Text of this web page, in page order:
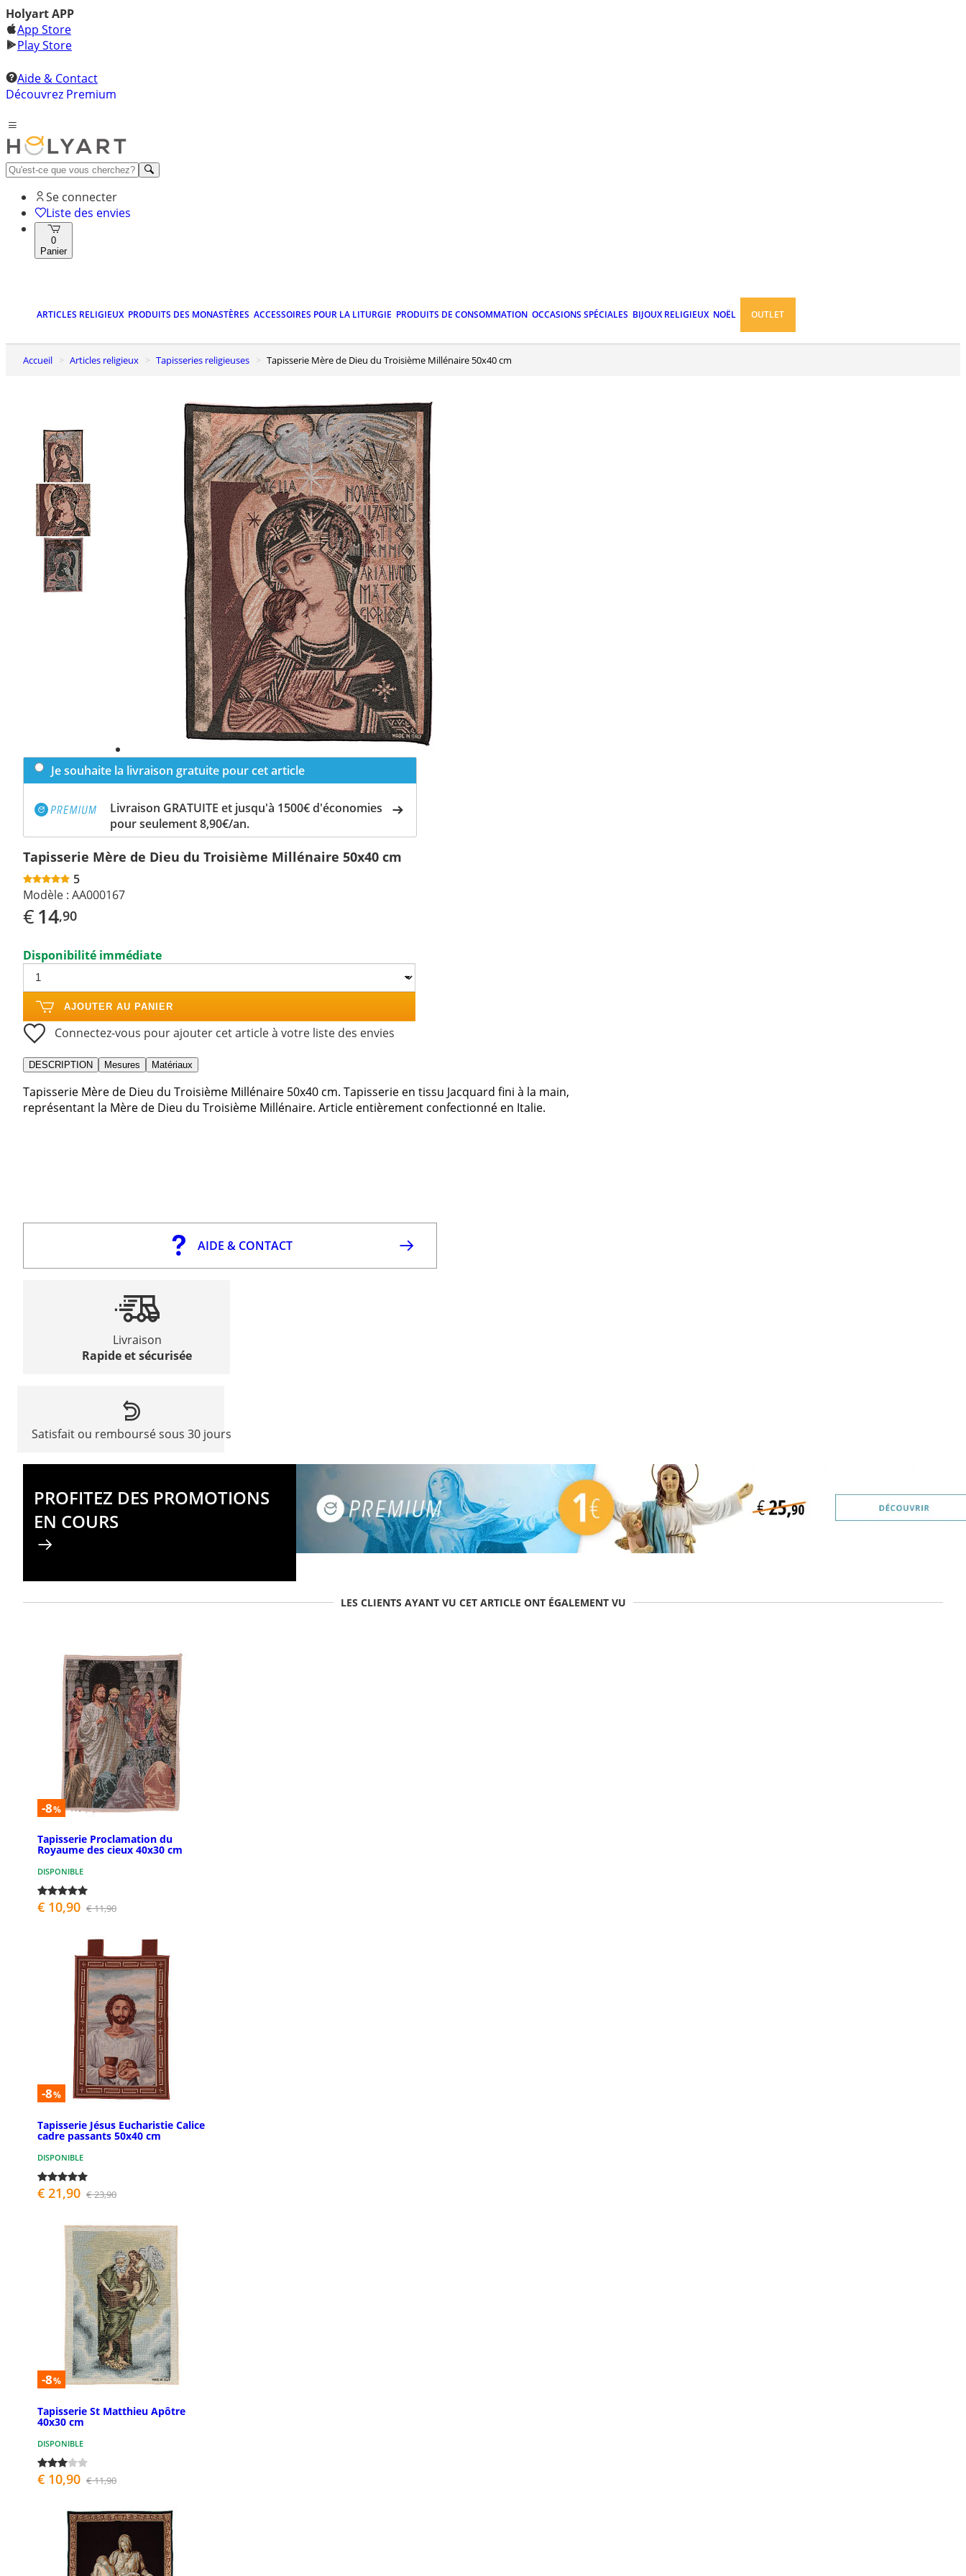
Holyart APP
App Store
Play Store
Aide & Contact
Découvrez Premium
Se connecter
Liste des envies
0
Panier
ARTICLES RELIGIEUX PRODUITS DES MONASTÈRES ACCESSOIRES POUR LA LITURGIE PRODUITS DE CONSOMMATION OCCASIONS SPÉCIALES BIJOUX RELIGIEUX NOËL OUTLET
Accueil Articles religieux Tapisseries religieuses Tapisserie Mère de Dieu du Troisième Millénaire 50x40 cm
Je souhaite la livraison gratuite pour cet article
Livraison GRATUITE et jusqu'à 1500€ d'économies
pour seulement 8,90€/an.
Tapisserie Mère de Dieu du Troisième Millénaire 50x40 cm
5
Modèle : AA000167
€14,90
Disponibilité immédiate
AJOUTER AU PANIER
Connectez-vous pour ajouter cet article à votre liste des envies
DESCRIPTION Mesures Matériaux
Tapisserie Mère de Dieu du Troisième Millénaire 50x40 cm. Tapisserie en tissu Jacquard fini à la main,
représentant la Mère de Dieu du Troisième Millénaire. Article entièrement confectionné en Italie.
AIDE & CONTACT
Livraison
Rapide et sécurisée
Satisfait ou remboursé sous 30 jours
PROFITEZ DES PROMOTIONS
EN COURS
LES CLIENTS AYANT VU CET ARTICLE ONT ÉGALEMENT VU
-8%
Tapisserie Proclamation du
Royaume des cieux 40x30 cm
DISPONIBLE
€ 10,90 € 11,90
-8%
Tapisserie Jésus Eucharistie Calice
cadre passants 50x40 cm
DISPONIBLE
€ 21,90 € 23,90
-8%
Tapisserie St Matthieu Apôtre
40x30 cm
DISPONIBLE
€ 10,90 € 11,90